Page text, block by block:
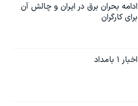
ادامه بحران برق در ایران و چالش آن
برای کارگران
اخبار ۱ بامداد